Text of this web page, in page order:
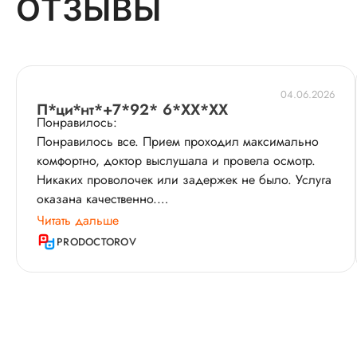
ОТЗЫВЫ
04.06.2026
П*ци*нт*+7*92* 6*XX*XX
Понравилось:
Понравилось все. Прием проходил максимально
комфортно, доктор выслушала и провела осмотр.
Никаких проволочек или задержек не было. Услуга
оказана качественно.
История пациента:
Александра Сергеевна - наш первый доктор с
рождения. Наблюдаем у нее с рождения обоих
Читать дальше
PRODOCTOROV